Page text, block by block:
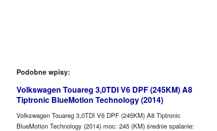
Podobne wpisy:
Volkswagen Touareg 3,0TDI V6 DPF (245KM) A8
Tiptronic BlueMotion Technology (2014)
Volkswagen Touareg 3,0TDI V6 DPF (245KM) A8 Tiptronic
BlueMotion Technology (2014) moc: 245 (KM) średnie spalanie: